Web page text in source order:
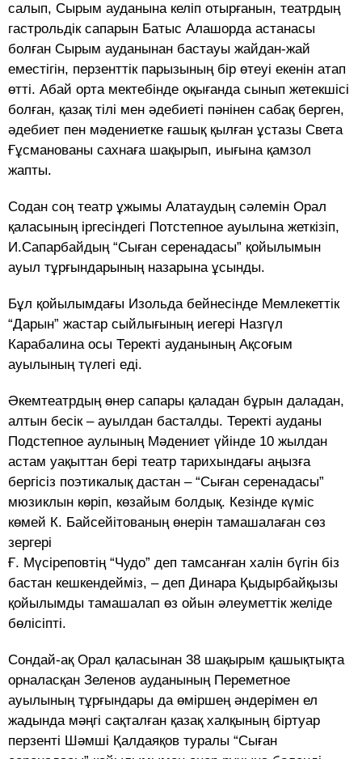
салып, Сырым ауданына келіп отырғанын, театрдың
гастрольдік сапарын Батыс Алашорда астанасы
болған Сырым ауданынан бастауы жайдан-жай
еместігін, перзенттік парызының бір өтеуі екенін атап
өтті. Абай орта мектебінде оқығанда сынып жетекшісі
болған, қазақ тілі мен әдебиеті пәнінен сабақ берген,
әдебиет пен мәдениетке ғашық қылған ұстазы Света
Ғұсманованы сахнаға шақырып, иығына қамзол
жапты.
Содан соң театр ұжымы Алатаудың сәлемін Орал
қаласының іргесіндегі Потстепное ауылына жеткізіп,
И.Сапарбайдың “Сыған серенадасы” қойылымын
ауыл тұрғындарының назарына ұсынды.
Бұл қойылымдағы Изольда бейнесінде Мемлекеттік
“Дарын” жастар сыйлығының иегері Назгүл
Карабалина осы Теректі ауданының Ақсоғым
ауылының түлегі еді.
Əкемтеатрдың өнер сапары қаладан бұрын даладан,
алтын бесік – ауылдан басталды. Теректі ауданы
Подстепное аулының Мəдениет үйінде 10 жылдан
астам уақыттан бері театр тарихындағы аңызға
бергісіз поэтикалық дастан – “Сыған серенадасы”
мюзиклын көріп, көзайым болдық. Кезінде күміс
көмей К. Байсейітованың өнерін тамашалаған сөз
зергері
Ғ. Мүсіреповтің “Чудо” деп тамсанған халін бүгін біз
бастан кешкендейміз, – деп Динара Қыдырбайқызы
қойылымды тамашалап өз ойын әлеуметтік желіде
бөлісіпті.
Сондай-ақ Орал қаласынан 38 шақырым қашықтықта
орналасқан Зеленов ауданының Переметное
ауылының тұрғындары да өміршең әндерімен ел
жадында мәңгі сақталған қазақ xалқының біртуар
перзенті Шәмші Қалдаяқов туралы “Сыған